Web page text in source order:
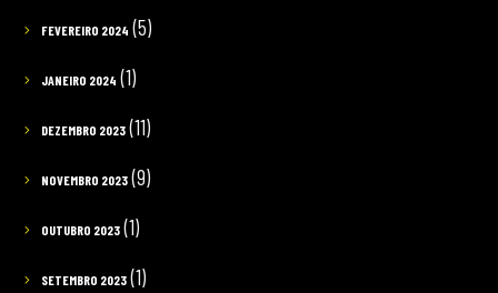
FEVEREIRO 2024 (5)
JANEIRO 2024 (1)
DEZEMBRO 2023(11)
NOVEMBRO 2023(9)
OUTUBRO 2023(1)
SETEMBRO 2023(1)